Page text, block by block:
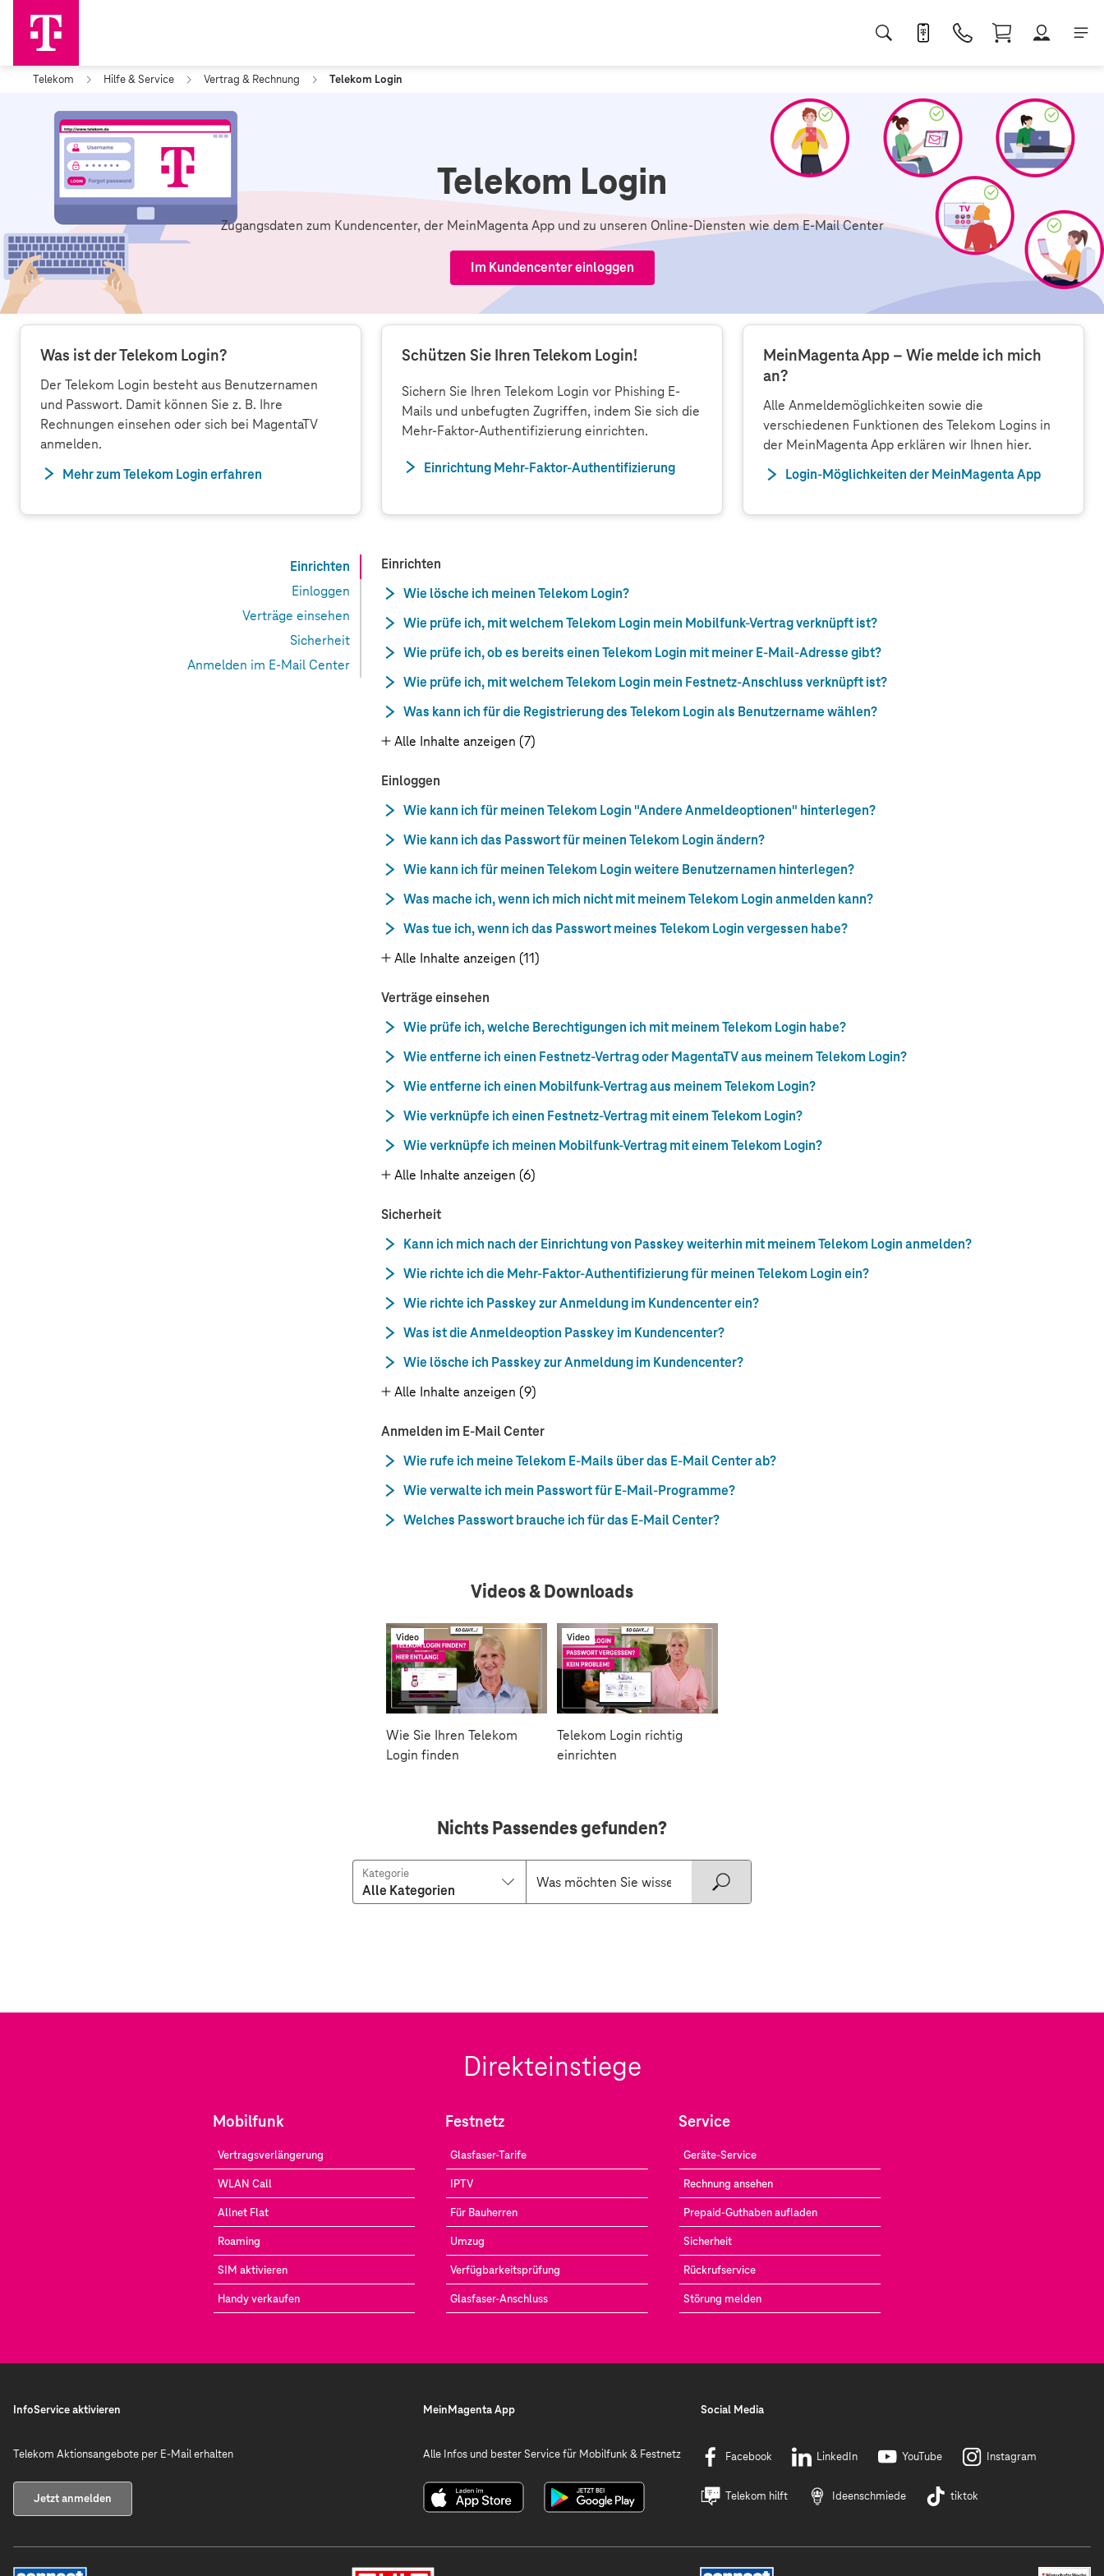
Telekom Hilfe & Service Vertrag & Rechnung Telekom Login
Telekom Login
Zugangsdaten zum Kundencenter, der MeinMagenta App und zu unseren Online-Diensten wie dem E-Mail Center
Im Kundencenter einloggen
Was ist der Telekom Login?
Der Telekom Login besteht aus Benutzernamen
und Passwort. Damit können Sie z. B. Ihre
Rechnungen einsehen oder sich bei MagentaTV
anmelden.
Mehr zum Telekom Login erfahren
Schützen Sie Ihren Telekom Login!
Sichern Sie Ihren Telekom Login vor Phishing E-
Mails und unbefugten Zugriffen, indem Sie sich die
Mehr-Faktor-Authentifizierung einrichten.
Einrichtung Mehr-Faktor-Authentifizierung
MeinMagenta App – Wie melde ich mich
an?
Alle Anmeldemöglichkeiten sowie die
verschiedenen Funktionen des Telekom Logins in
der MeinMagenta App erklären wir Ihnen hier.
Login-Möglichkeiten der MeinMagenta App
Einrichten
Einloggen
Verträge einsehen
Sicherheit
Anmelden im E-Mail Center
Einrichten
Wie lösche ich meinen Telekom Login?
Wie prüfe ich, mit welchem Telekom Login mein Mobilfunk-Vertrag verknüpft ist?
Wie prüfe ich, ob es bereits einen Telekom Login mit meiner E-Mail-Adresse gibt?
Wie prüfe ich, mit welchem Telekom Login mein Festnetz-Anschluss verknüpft ist?
Was kann ich für die Registrierung des Telekom Login als Benutzername wählen?
Alle Inhalte anzeigen (7)
Einloggen
Wie kann ich für meinen Telekom Login "Andere Anmeldeoptionen" hinterlegen?
Wie kann ich das Passwort für meinen Telekom Login ändern?
Wie kann ich für meinen Telekom Login weitere Benutzernamen hinterlegen?
Was mache ich, wenn ich mich nicht mit meinem Telekom Login anmelden kann?
Was tue ich, wenn ich das Passwort meines Telekom Login vergessen habe?
Alle Inhalte anzeigen (11)
Verträge einsehen
Wie prüfe ich, welche Berechtigungen ich mit meinem Telekom Login habe?
Wie entferne ich einen Festnetz-Vertrag oder MagentaTV aus meinem Telekom Login?
Wie entferne ich einen Mobilfunk-Vertrag aus meinem Telekom Login?
Wie verknüpfe ich einen Festnetz-Vertrag mit einem Telekom Login?
Wie verknüpfe ich meinen Mobilfunk-Vertrag mit einem Telekom Login?
Alle Inhalte anzeigen (6)
Sicherheit
Kann ich mich nach der Einrichtung von Passkey weiterhin mit meinem Telekom Login anmelden?
Wie richte ich die Mehr-Faktor-Authentifizierung für meinen Telekom Login ein?
Wie richte ich Passkey zur Anmeldung im Kundencenter ein?
Was ist die Anmeldeoption Passkey im Kundencenter?
Wie lösche ich Passkey zur Anmeldung im Kundencenter?
Alle Inhalte anzeigen (9)
Anmelden im E-Mail Center
Wie rufe ich meine Telekom E-Mails über das E-Mail Center ab?
Wie verwalte ich mein Passwort für E-Mail-Programme?
Welches Passwort brauche ich für das E-Mail Center?
Videos & Downloads
Video
Wie Sie Ihren Telekom
Login finden
Video
Telekom Login richtig
einrichten
Nichts Passendes gefunden?
Alle Kategorien
Kategorie
Direkteinstiege
Mobilfunk
Vertragsverlängerung
WLAN Call
Allnet Flat
Roaming
SIM aktivieren
Handy verkaufen
Festnetz
Glasfaser-Tarife
IPTV
Für Bauherren
Umzug
Verfügbarkeitsprüfung
Glasfaser-Anschluss
Service
Geräte-Service
Rechnung ansehen
Prepaid-Guthaben aufladen
Sicherheit
Rückrufservice
Störung melden
InfoService aktivieren
Telekom Aktionsangebote per E-Mail erhalten
Jetzt anmelden
MeinMagenta App
Alle Infos und bester Service für Mobilfunk & Festnetz
Social Media
Facebook LinkedIn YouTube Instagram
Telekom hilft Ideenschmiede tiktok